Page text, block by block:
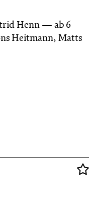
Henn
ab 6
Heitmann, Matts